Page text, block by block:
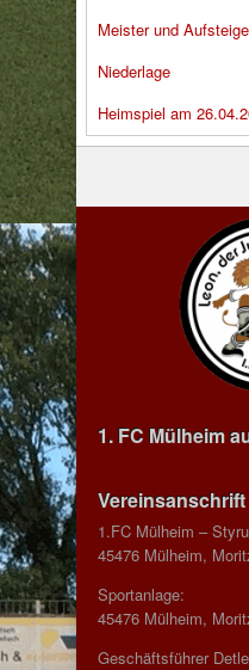
Meister und
Niederlage
Heimspiel am
1. FC Mülheim
Vereinsanschrift
1.FC Mülheim –
45476 Mülheim,
Sportanlage:
45476 Mülheim,
Geschäftsführer